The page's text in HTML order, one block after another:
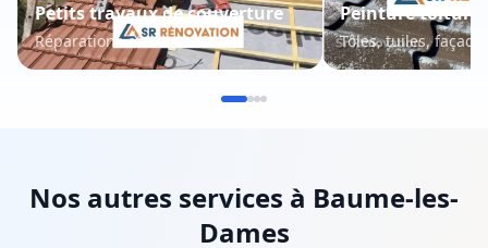
Petits travaux de couverture
Réparations et entretien
Peinture toiture
Tôles, tuiles,
Nos autres services à Baume-les-
Dames